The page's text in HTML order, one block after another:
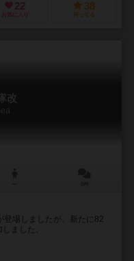
22
お気に入り
38
持ってる
改
登場しましたが、新たに82
ました。